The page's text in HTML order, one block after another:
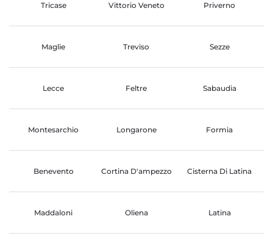
Tricase Vittorio Veneto Priverno
Maglie Treviso Sezze
Lecce Feltre Sabaudia
Montesarchio Longarone Formia
Benevento Cortina D'ampezzo Cisterna Di Latina
Maddaloni Oliena Latina